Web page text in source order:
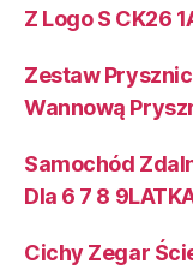
Z Logo S CK26
Zestaw
Wannową
Samochód
Dla 6 7 8
Cichy Zegar